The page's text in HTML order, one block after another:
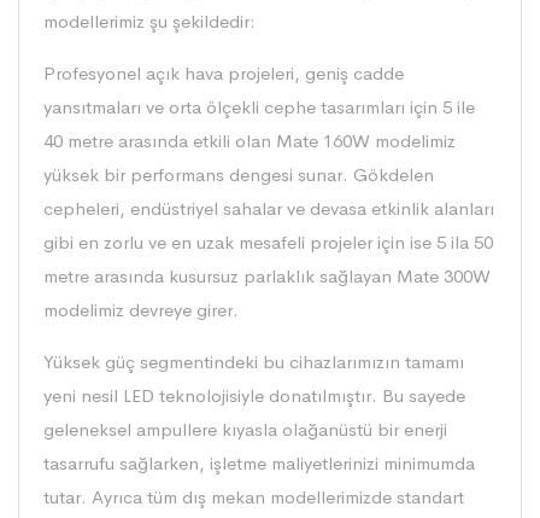
modellerimiz şu şekildedir:
Profesyonel açık hava projeleri, geniş cadde
yansıtmaları ve orta ölçekli cephe tasarımları için 5 ile
40 metre arasında etkili olan Mate 160W modelimiz
yüksek bir performans dengesi sunar. Gökdelen
cepheleri, endüstriyel sahalar ve devasa etkinlik alanları
gibi en zorlu ve en uzak mesafeli projeler için ise 5 ila 50
metre arasında kusursuz parlaklık sağlayan Mate 300W
modelimiz devreye girer.
Yüksek güç segmentindeki bu cihazlarımızın tamamı
yeni nesil LED teknolojisiyle donatılmıştır. Bu sayede
geleneksel ampullere kıyasla olağanüstü bir enerji
tasarrufu sağlarken, işletme maliyetlerinizi minimumda
tutar. Ayrıca tüm dış mekan modellerimizde standart